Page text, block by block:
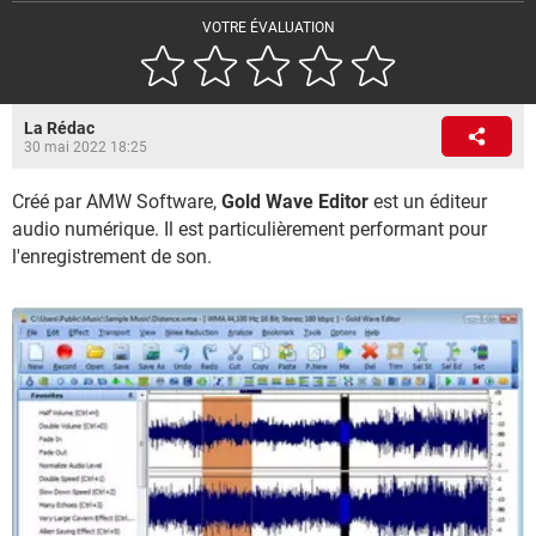
VOTRE ÉVALUATION
La Rédac
30 mai 2022 18:25
Créé par AMW Software, Gold Wave Editor est un éditeur
audio numérique. Il est particulièrement performant pour
l'enregistrement de son.